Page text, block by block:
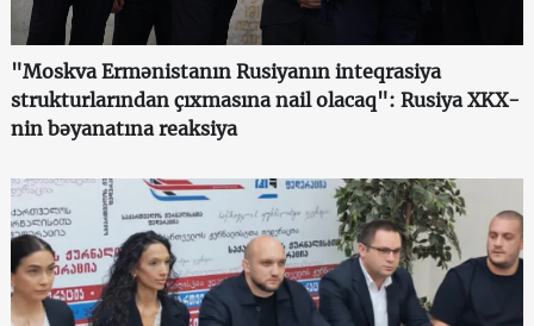
"Moskva Ermənistanın Rusiyanın inteqrasiya
strukturlarından çıxmasına nail olacaq": Rusiya XKX-
nin bəyanatına reaksiya